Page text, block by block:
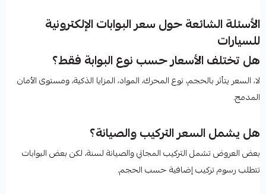
الأسئلة الشائعة حول سعر البوابات الإلكترونية
للسيارات
هل تختلف الأسعار حسب نوع البوابة فقط؟
لا، السعر يتأثر بالحجم، نوع المحرك، المواد، المزايا الذكية، ومستوى الأمان
المدمج.
هل يشمل السعر التركيب والصيانة؟
بعض العروض تشمل التركيب المجاني والصيانة لسنة، لكن بعض البوابات
تتطلب رسوم تركيب إضافية حسب الحجم.